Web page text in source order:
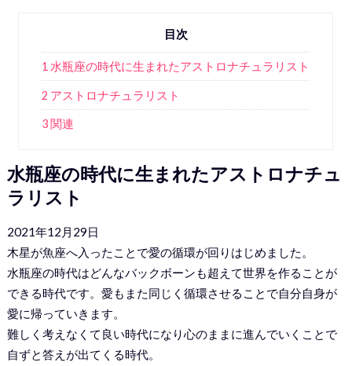
目次
1 水瓶座の時代に生まれたアストロナチュラリスト
2 アストロナチュラリスト
3 関連
水瓶座の時代に生まれたアストロナチュ
ラリスト
2021年12月29日
木星が魚座へ入ったことで愛の循環が回りはじめました。
水瓶座の時代はどんなバックボーンも超えて世界を作ることが
できる時代です。愛もまた同じく循環させることで自分自身が
愛に帰っていきます。
難しく考えなくて良い時代になり心のままに進んでいくことで
自ずと答えが出てくる時代。